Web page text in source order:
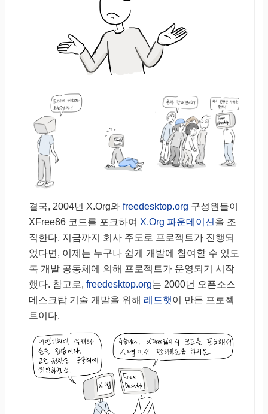
결국, 2004년 X.Org와 freedesktop.org 구성원들이
XFree86 코드를 포크하여 X.Org 파운데이션 을 조
직한다. 지금까지 회사 주도로 프로젝트가 진행되
었다면, 이제는 누구나 쉽게 개발에 참여할 수 있도
록 개발 공동체에 의해 프로젝트가 운영되기 시작
했다. 참고로, freedesktop.org는 2000년 오픈소스
데스크탑 기술 개발을 위해 레드햇이 만든 프로젝
트이다.